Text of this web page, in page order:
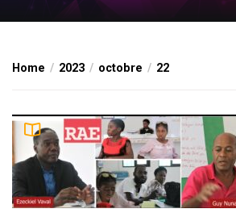
Home 2023 octobre 22